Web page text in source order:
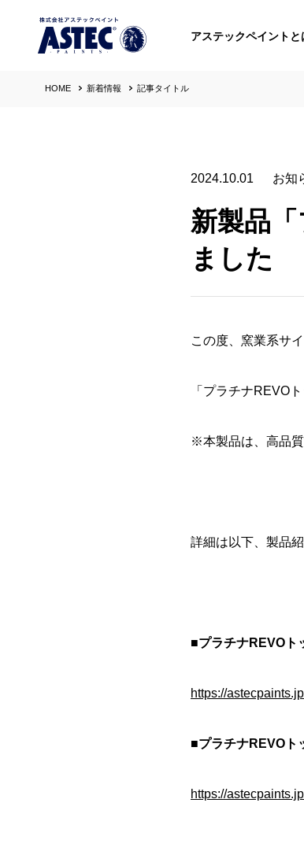
アステックペイントと
HOME 新着情報 記事タイトル
2024.10.01 お知
新製品
ました
この度、窯業系サ
「プラチナREVO
※本製品は、高品
詳細は以下、製品
■プラチナREVOト
https://
■プラチナREVOト
https://